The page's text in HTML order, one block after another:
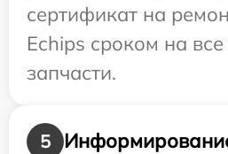
сертификат на
Echips сроком на
запчасти.
5